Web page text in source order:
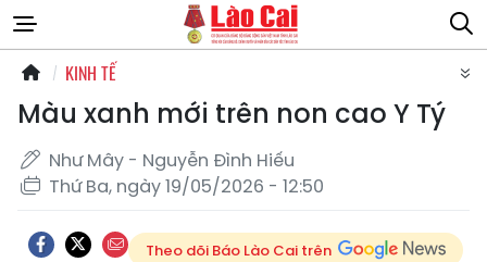
KINH TẾ
Màu xanh mới trên non cao Y Tý
Như Mây - Nguyễn Đình Hiếu
Thứ Ba, ngày 19/05/2026 - 12:50
Theo dõi Báo Lào Cai trên